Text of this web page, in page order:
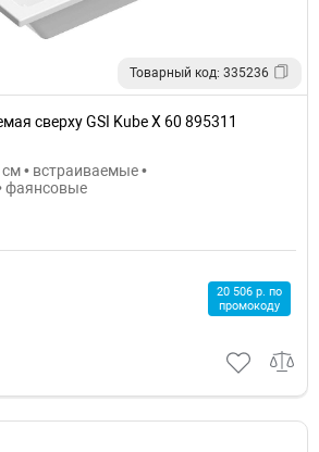
Товарный код: 335236
сверху GSI Kube X 60 895311
• встраиваемые •
фаянсовые
20 506 р. по
промокоду